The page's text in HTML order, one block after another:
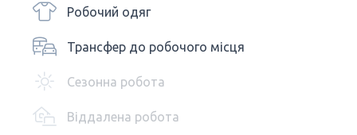
Робочий одяг
Трансфер до робочого місця
Сезонна робота
Віддалена робота